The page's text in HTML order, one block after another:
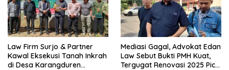
Law Firm Surjo & Partner
Kawal Eksekusi Tanah Inkrah
di Desa Karangduren
Mediasi Gagal, Advokat Edan
Law Sebut Bukti PMH Kuat,
Tergugat Renovasi 2025 Picu